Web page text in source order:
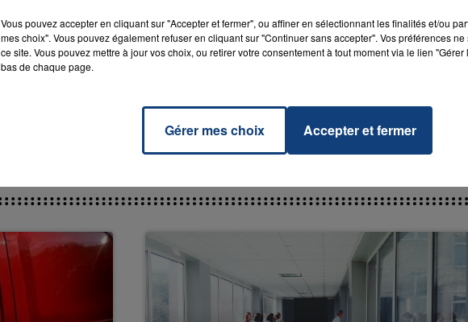
Dai Dai
SHAKIRA FEAT.
BURNA BOY
RADIO CONTACT
Vous pouvez accepter en cliquant sur "Accepter et fermer", ou affiner en sélectionnant les finalités et/ou
mes choix". Vous pouvez également refuser en cliquant sur "Continuer sans accepter". Vos préférences
ce site. Vous pouvez mettre à jour vos choix, ou retirer votre consentement à tout moment via le lien
bas de chaque page.
Gérer mes choix Accepter et fermer